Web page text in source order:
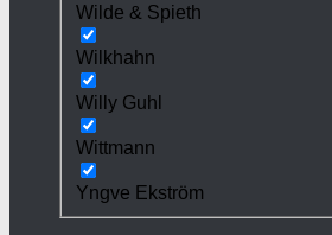
Wilde & Spieth
Wilkhahn
Willy Guhl
Wittmann
Yngve Ekström